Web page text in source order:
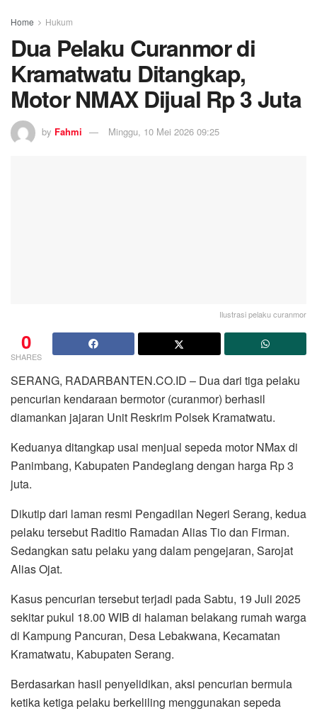
Home Hukum
Dua Pelaku Curanmor di
Kramatwatu Ditangkap,
Motor NMAX Dijual Rp 3 Juta
by Fahmi Minggu, 10 Mei 2026 09:25
Ilustrasi pelaku curanmor
0
SHARES
SERANG, RADARBANTEN.CO.ID – Dua dari tiga pelaku
pencurian kendaraan bermotor (curanmor) berhasil
diamankan jajaran Unit Reskrim Polsek Kramatwatu.
Keduanya ditangkap usai menjual sepeda motor NMax di
Panimbang, Kabupaten Pandeglang dengan harga Rp 3
juta.
Dikutip dari laman resmi Pengadilan Negeri Serang, kedua
pelaku tersebut Raditio Ramadan Alias Tio dan Firman.
Sedangkan satu pelaku yang dalam pengejaran, Sarojat
Alias Ojat.
Kasus pencurian tersebut terjadi pada Sabtu, 19 Juli 2025
sekitar pukul 18.00 WIB di halaman belakang rumah warga
di Kampung Pancuran, Desa Lebakwana, Kecamatan
Kramatwatu, Kabupaten Serang.
Berdasarkan hasil penyelidikan, aksi pencurian bermula
ketika ketiga pelaku berkeliling menggunakan sepeda